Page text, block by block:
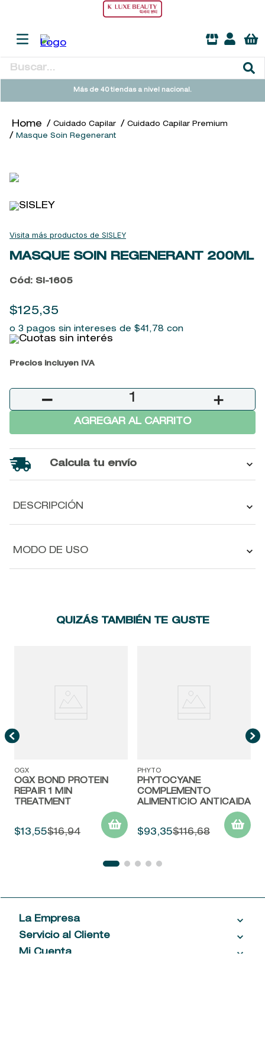
Buscar...
Más de 40 tiendas a nivel nacional.
Cuidado Capilar
Cuidado Capilar Premium
Masque Soin Regenerant
SISLEY
MASQUE SOIN REGENERANT 200ML
Cód : SI-1605
$125,35
o 3 pagos sin intereses de $41 , 78 con
Precios incluyen IVA
＋
－
AGREGAR AL CARRITO
Calcula tu envío
DESCRIPCIÓN
MODO DE USO
QUIZÁS TAMBIÉN TE GUSTE
OGX
OGX BOND PROTEIN
REPAIR 1 MIN
TREATMENT
$13,55$16,94
PHYTO
PHYTOCYANE
COMPLEMENTO
ALIMENTICIO ANTICAIDA
$93,35$116,68
La Empresa
Acerca de las Fragancias
Ventas al por mayor
Servicio al Cliente
Contáctanos
Mi Cuenta
TÉRMINOS MÁS BUSCADOS
2 .
sol ipanema
4.
6.
7.
kool beauty serum
8.
retrinal
9
baylis